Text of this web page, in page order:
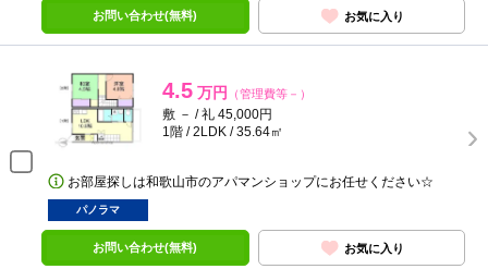
お問い合わせ(無料) お気に入り
4.5 万円 （管理費等－）
敷 － / 礼 45,000円
1階 / 2LDK / 35.64㎡
お部屋探しは和歌山市のアパマンショップにお任せください☆
パノラマ
お問い合わせ(無料) お気に入り